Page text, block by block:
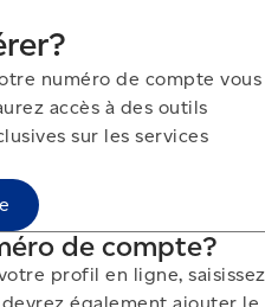
numéro de compte vous
accès à des outils
sur les services
de compte?
profil en ligne, saisissez